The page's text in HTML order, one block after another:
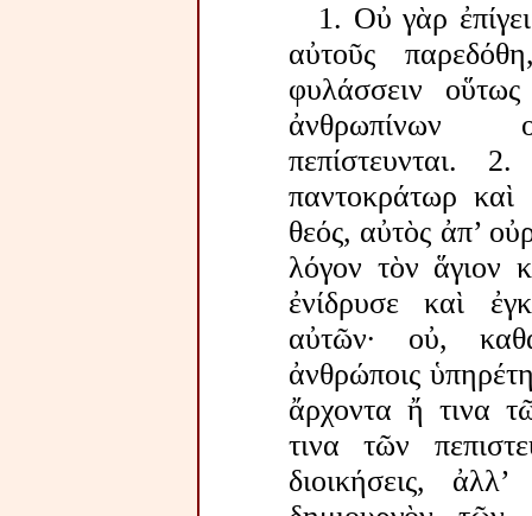
1. Οὐ γὰρ
αὐτοῦς
φυλάσσειν
ἀνθρωπίνων
πεπίστευνται.
παντοκράτωρ καὶ
θεός, αὐτὸς ἀπ’
λόγον τὸν ἅγιον
ἐνίδρυσε καὶ
αὐτῶν· οὐ,
ἀνθρώποις
ἄρχοντα ἤ τινα
τινα τῶν
διοικήσεις,